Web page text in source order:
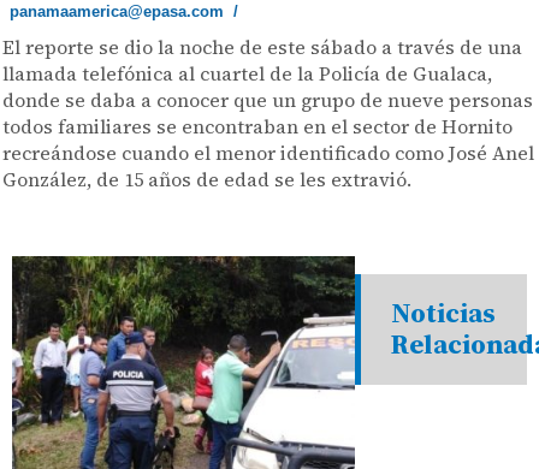
panamaamerica@epasa.com /
El reporte se dio la noche de este sábado a través de una
llamada telefónica al cuartel de la Policía de Gualaca,
donde se daba a conocer que un grupo de nueve personas
todos familiares se encontraban en el sector de Hornito
recreándose cuando el menor identificado como José Anel
González, de 15 años de edad se les extravió.
Noticias